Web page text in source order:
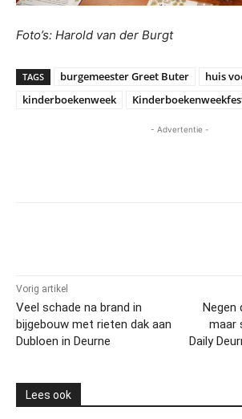
Foto’s: Harold van der Burgt
TAGS burgemeester Greet Buter
huis
kinderboekenweek
- Advertentie -
Vorig artikel
Veel schade na brand in
bijgebouw met rieten dak aan
Dubloen in Deurne
Negen
maar
Daily
Lees ook